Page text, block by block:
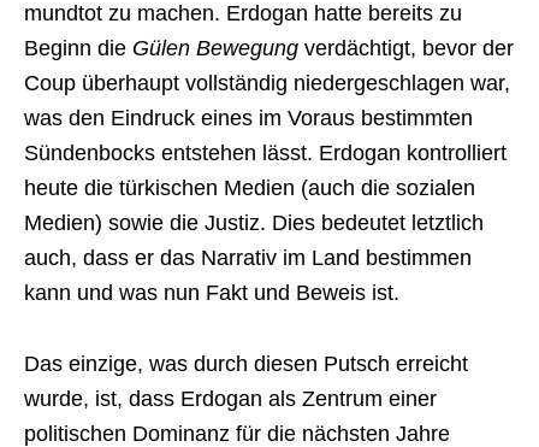
mundtot zu machen. Erdogan hatte bereits zu
Beginn die Gülen Bewegung verdächtigt, bevor der
Coup überhaupt vollständig niedergeschlagen war,
was den Eindruck eines im Voraus bestimmten
Sündenbocks entstehen lässt. Erdogan kontrolliert
heute die türkischen Medien (auch die sozialen
Medien) sowie die Justiz. Dies bedeutet letztlich
auch, dass er das Narrativ im Land bestimmen
kann und was nun Fakt und Beweis ist.
Das einzige, was durch diesen Putsch erreicht
wurde, ist, dass Erdogan als Zentrum einer
politischen Dominanz für die nächsten Jahre